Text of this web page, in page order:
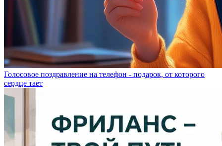
Голосовое поздравление на телефон - подарок, от которого
сердце тает